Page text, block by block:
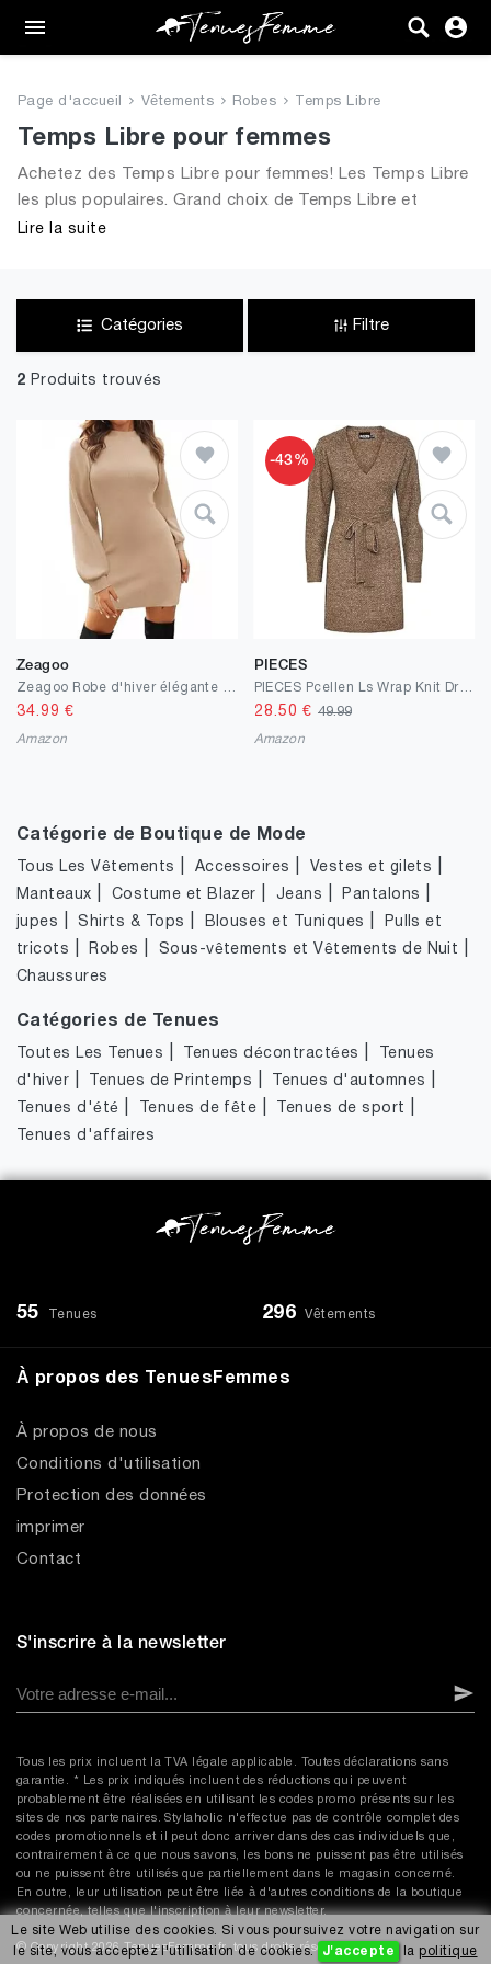
Femme
Vêtements
Chaussures
Sacs
Page d'accueil Vêtements Robes Temps Libre
Temps Libre pour femmes
Achetez des Temps Libre pour femmes! Les Temps Libre
les plus populaires. Grand choix de Temps Libre et
toutes les tendances de 2026 pour dames
Lire la suite
Catégories Filtre
2 Produits trouvés
Zeagoo
34.99 €
Amazon
-43%
PIECES
PIECES Pcellen Ls Wrap Knit Dress Noos BC Robe Femme
28.50 € 49.99
Amazon
Catégorie de Boutique de Mode
Tous Les Vêtements Accessoires Vestes et gilets
Manteaux Costume et Blazer Jeans Pantalons
jupes |Shirts & Tops Blouses et Tuniques
Pulls et
tricots
Robes Sous-vêtements et Vêtements de Nuit
Chaussures
Catégories de Tenues
Toutes Les Tenues Tenues décontractées
Tenues
d'hiver
Tenues de Printemps Tenues d'automnes
Tenues d'été Tenues de fête Tenues de sport
Tenues d'affaires
55 Tenues 296 Vêtements
À propos des TenuesFemmes
À propos de nous
Conditions d'utilisation
Protection des données
imprimer
Contact
S'inscrire à la newsletter
Tous les prix incluent la TVA légale applicable. Toutes déclarations sans
garantie. * Les prix indiqués incluent des réductions qui peuvent
probablement être réalisées en utilisant les codes promo présents sur les
sites de nos partenaires. Stylaholic n'effectue pas de contrôle complet des
codes promotionnels et il peut donc arriver dans des cas individuels que,
contrairement à ce que nous savons, les bons ne puissent pas être utilisés
ou ne puissent être utilisés que partiellement dans le magasin concerné.
En outre, leur utilisation peut être liée à d'autres conditions de la boutique
concernée, telles que l'inscription à leur newsletter.
© Copyright 2026 TenuesFemme.fr, tous droits réservés.
Le site Web utilise des cookies. Si vous poursuivez votre navigation sur
le site, vous acceptez l'utilisation de cookies. J'accepte la politique